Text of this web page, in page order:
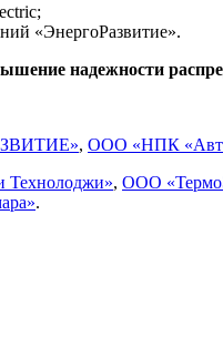
«ЭнергоРазвитие».
надежности
, ООО «НПК
, ООО
.